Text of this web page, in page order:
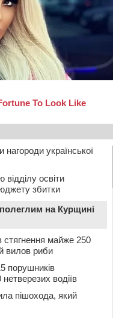
української
освіти
збитки
на Курщині
стягнення майже 250
вилов риби
порушників
водіїв
пішохода, який